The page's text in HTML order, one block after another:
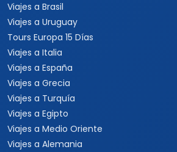
Viajes a Brasil
Viajes a Uruguay
Tours Europa 15 Días
Viajes a Italia
Viajes a España
Viajes a Grecia
Viajes a Turquía
Viajes a Egipto
Viajes a Medio Oriente
Viajes a Alemania